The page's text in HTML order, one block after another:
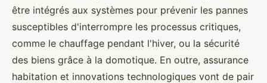
être intégrés aux systèmes pour prévenir les pannes
susceptibles d'interrompre les processus critiques,
comme le chauffage pendant l'hiver, ou la sécurité
des biens grâce à la domotique. En outre, assurance
habitation et innovations technologiques vont de pair